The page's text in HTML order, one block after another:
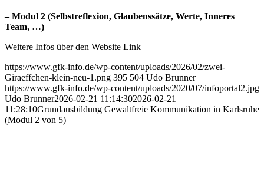
– Modul 2 (Selbstreflexion, Glaubenssätze, Werte, Inneres
Team, …)
Weitere Infos über den Website Link
https://www.gfk-info.de/wp-content/uploads/2026/02/zwei-
Giraeffchen-klein-neu-1.png 395 504 Udo Brunner
https://www.gfk-info.de/wp-content/uploads/2020/07/infoportal2.jpg
Udo Brunner2026-02-21 11:14:302026-02-21
11:28:10Grundausbildung Gewaltfreie Kommunikation in Karlsruhe
(Modul 2 von 5)